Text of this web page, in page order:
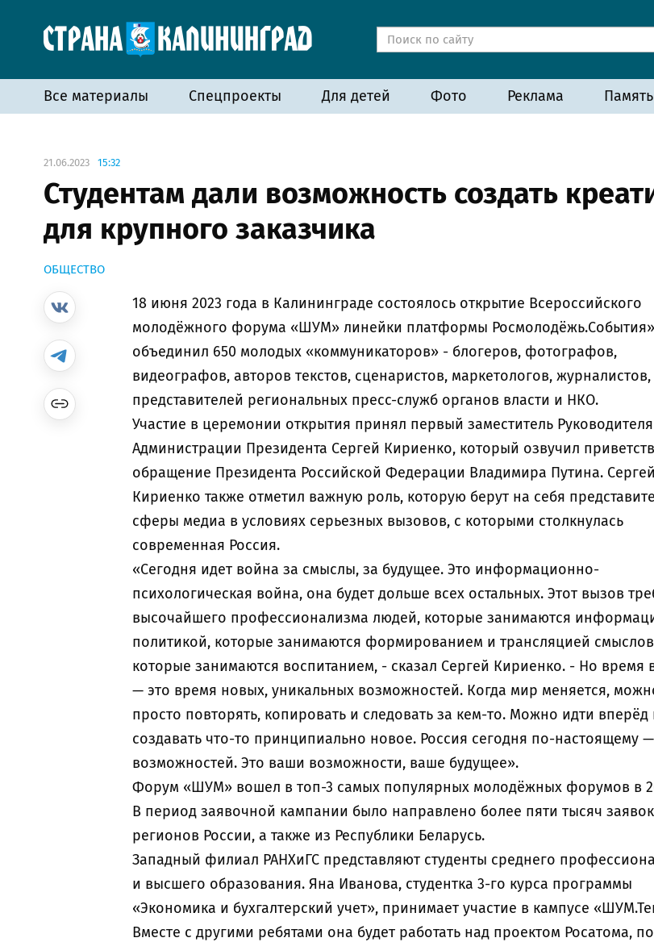
Все материалы Спецпроекты Для детей Фото Реклама Память
21.06.2023 15:32
Студентам дали возможность создать
для крупного заказчика
ОБЩЕСТВО
18 июня 2023 года в Калининграде состоялось открытие Всероссийского
молодёжного форума «ШУМ» линейки платформы
объединил 650 молодых «коммуникаторов» - блогеров, фотографов,
видеографов, авторов текстов, сценаристов, маркетологов, журналистов,
представителей региональных пресс-служб органов власти и НКО.
Участие в церемонии открытия принял первый заместитель Руководителя
Администрации Президента Сергей Кириенко, который озвучил
обращение Президента Российской Федерации Владимира Путина. Сергей
Кириенко также отметил важную роль, которую берут на себя
сферы медиа в условиях серьезных вызовов, с которыми столкнулась
современная Россия.
«Сегодня идет война за смыслы, за будущее. Это информационно-
психологическая война, она будет дольше всех остальных. Этот вызов
высочайшего профессионализма людей, которые занимаются
политикой, которые занимаются формированием и трансляцией
которые занимаются воспитанием, - сказал Сергей Кириенко. - Но время
— это время новых, уникальных возможностей. Когда мир меняется,
просто повторять, копировать и следовать за кем-то. Можно идти вперёд
создавать что-то принципиально новое. Россия сегодня по-настоящему
возможностей. Это ваши возможности, ваше будущее».
Форум «ШУМ» вошел в топ-3 самых популярных молодёжных форумов в
В период заявочной кампании было направлено более пяти тысяч
регионов России, а также из Республики Беларусь.
Западный филиал РАНХиГС представляют студенты среднего
и высшего образования. Яна Иванова, студентка 3-го курса программы
«Экономика и бухгалтерский учет», принимает участие в кампусе
Вместе с другими ребятами она будет работать над проектом Росатома,